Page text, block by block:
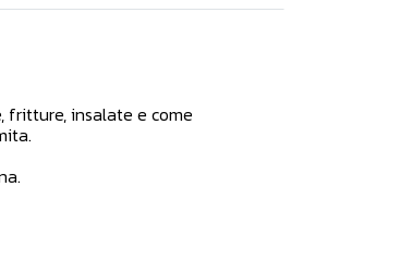
fritture, insalate e come